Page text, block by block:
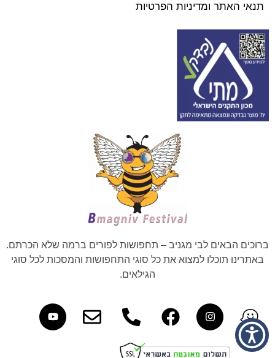
תנאי האתר ומדיניות הפרטיות
ברוכים הבאים לבי מגניב – תחפושות לפורים ברמה שלא הכרתם.
באתרינו תוכלו למצוא את כל סוגי התחפושות והמסכות לכל סוגי
הגילאים.